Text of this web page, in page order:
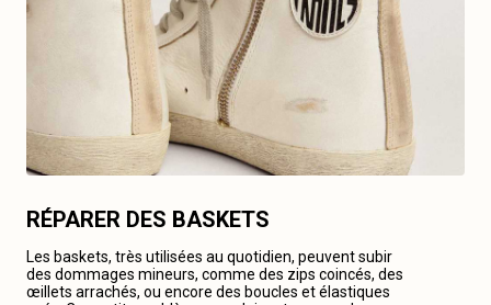
RÉPARER DES BASKETS
Les baskets, très utilisées au quotidien, peuvent subir
des dommages mineurs, comme des zips coincés, des
œillets arrachés, ou encore des boucles et élastiques